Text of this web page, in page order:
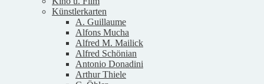
Künstlerkarten
A. Guillaume
Alfons Mucha
Alfred M. Mailick
Alfred Schönian
Antonio Donadini
Arthur Thiele